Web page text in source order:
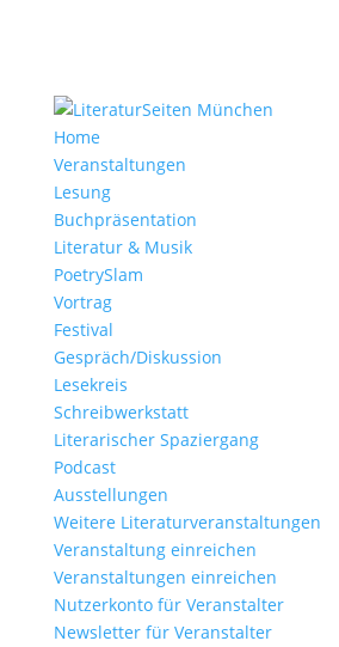
Home
Veranstaltungen
Lesung
Buchpräsentation
Literatur & Musik
PoetrySlam
Vortrag
Festival
Gespräch/Diskussion
Lesekreis
Schreibwerkstatt
Literarischer Spaziergang
Podcast
Ausstellungen
Weitere Literaturveranstaltungen
Veranstaltung einreichen
Veranstaltungen einreichen
Nutzerkonto für Veranstalter
Newsletter für Veranstalter